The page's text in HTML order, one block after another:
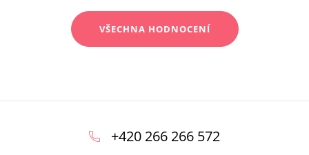
VŠECHNA HODNOCENÍ
+420 266 266 572